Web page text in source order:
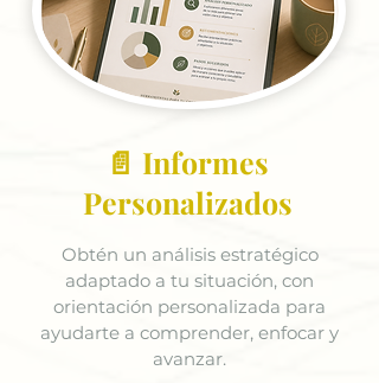
📄 Informes
Personalizados
Obtén un análisis estratégico
adaptado a tu situación, con
orientación personalizada para
ayudarte a comprender, enfocar y
avanzar.